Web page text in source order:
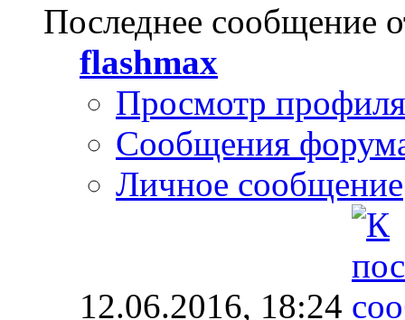
Последнее сообщение
flashmax
Просмотр профиля
Сообщения
Личное сообщение
12.06.2016, 18:24